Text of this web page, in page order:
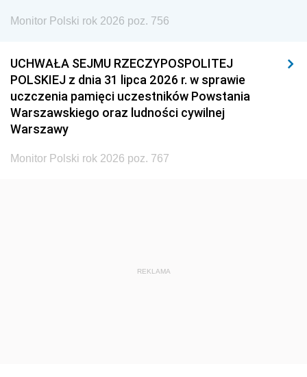
Monitor Polski rok 2026 poz. 756
UCHWAŁA SEJMU RZECZYPOSPOLITEJ
POLSKIEJ z dnia 31 lipca 2026 r. w sprawie
uczczenia pamięci uczestników Powstania
Warszawskiego oraz ludności cywilnej
Warszawy
Monitor Polski rok 2026 poz. 767
REKLAMA